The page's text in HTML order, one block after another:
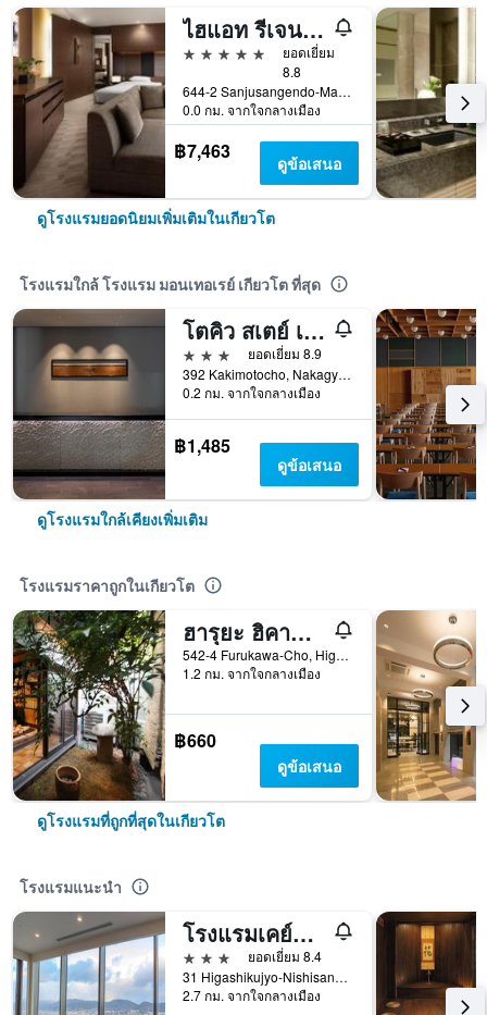
ไฮแอท รีเจนซี่ เกียวโต
5 ดาว
ยอดเยี่ยม
8.8
644-2 Sanjusangendo-Mawari, Higashiyama-ku, เกียวโต, ญี่ปุ่น
0.0 กม. จากใจกลางเมือง
฿7,463 ดูข้อเสนอ
ดูโรงแรมยอดนิยมเพิ่มเติมในเกียวโต
โรงแรมใกล้ โรงแรม มอนเทอเรย์ เกียวโต ที่สุด
โตคิว สเตย์ เกียวโต ซานโจ-คาระซูมะ
3 ดาว
ยอดเยี่ยม 8.9
392 Kakimotocho, Nakagyo-ku, เกียวโต, ญี่ปุ่น
0.2 กม. จากใจกลางเมือง
฿1,485
ดูข้อเสนอ
ดูโรงแรมใกล้เคียงเพิ่มเติม
โรงแรมราคาถูกในเกียวโต
ฮารุยะ ฮิคาชิยามะ - โฮสเทล
542-4 Furukawa-Cho, Higashiyama-ku, เกียวโต, ญี่ปุ่น
1.2 กม. จากใจกลางเมือง
฿660
ดูข้อเสนอ
ดูโรงแรมที่ถูกที่สุดในเกียวโต
โรงแรมแนะนำ
โรงแรมเคย์ฮัน เกียวโต แกรนเด
3 ดาว
ยอดเยี่ยม 8.4
31 Higashikujyo-Nishisannou-Cho, Minami, เกียวโต, ญี่ปุ่น
2.7 กม. จากใจกลางเมือง